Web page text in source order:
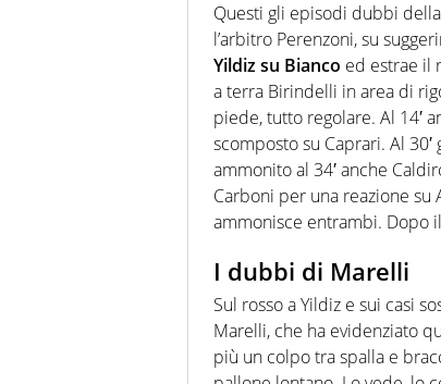
Questi gli episodi dubbi
l’arbitro Perenzoni, su
Yildiz su Bianco ed estrae il
a terra Birindelli in area di
piede, tutto regolare. Al 14′
scomposto su Caprari. Al
ammonito al 34′ anche
Carboni per una reazione su
ammonisce entrambi. Dopo
I dubbi di Marelli
Sul rosso a Yildiz e sui casi
Marelli, che ha evidenziato
più un colpo tra spalla e